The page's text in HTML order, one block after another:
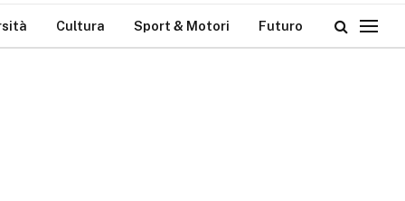
Cultura Sport & Motori Futuro